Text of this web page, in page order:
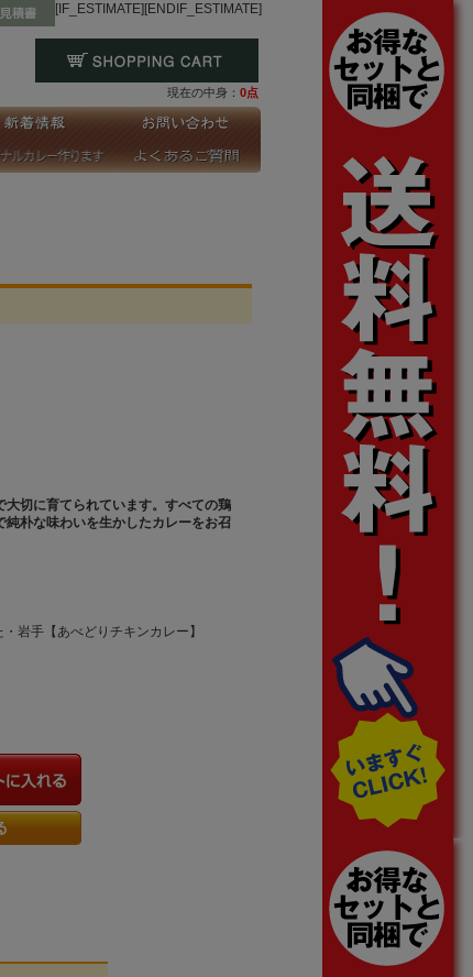
[IF_ESTIMATE] [ENDIF_ESTIMATE]
現在の中身： 0点
切に育てられています。すべての鶏
朴な味わいを生かしたカレーをお召
岩手【あべどりチキンカレー】